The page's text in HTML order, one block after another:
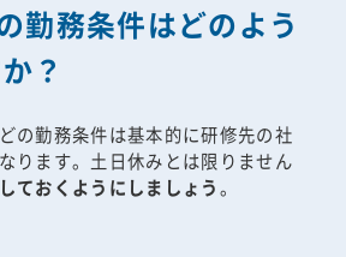
勤務条件はどのよう
？
の勤務条件は基本的に研修先の社
ります。土日休みとは限りません
ておくようにしましょう。